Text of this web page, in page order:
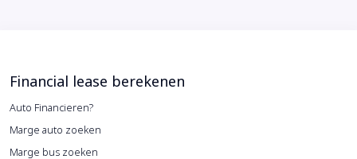
Financial lease berekenen
Auto Financieren?
Marge auto zoeken
Marge bus zoeken